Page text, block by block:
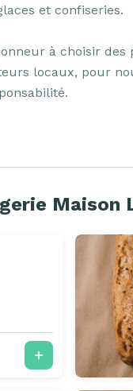
et confiseries.
à choisir des
locaux, pour
Maison